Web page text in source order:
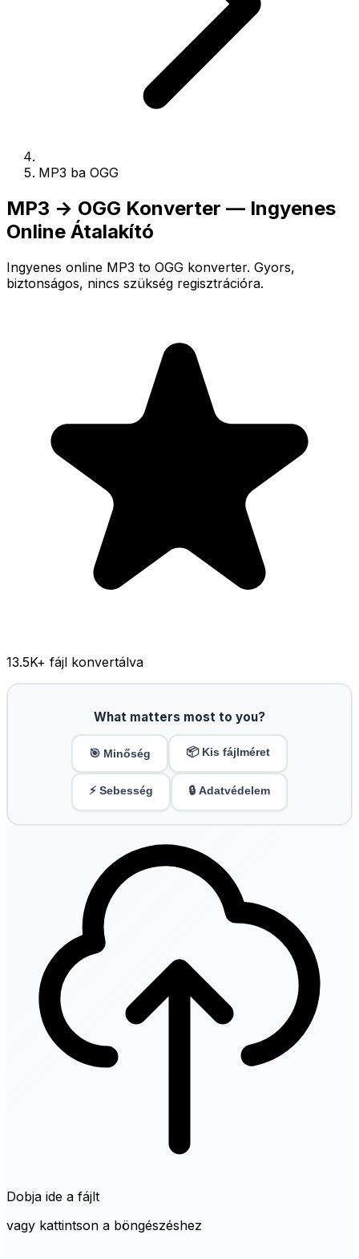
MP3 ba OGG
MP3 → OGG Konverter — Ingyenes
Online Átalakító
Ingyenes online MP3 to OGG konverter. Gyors,
biztonságos, nincs szükség regisztrációra.
13.5K+ fájl konvertálva
What matters most to you?
🎯 Minőség 📦 Kis fájlméret
⚡ Sebesség 🔒 Adatvédelem
Dobja ide a fájlt
vagy kattintson a böngészéshez